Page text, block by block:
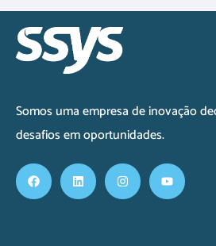
Somos uma empresa de inovação
desafios em oportunidades.